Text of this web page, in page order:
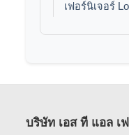
เฟอร์นิเจอร์
บริษัท เอส ที แอล เ